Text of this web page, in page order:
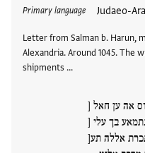
Primary language Judaeo-
Letter from Salman b. Harun,
Alexandria. Around 1045. The
shipments …
אה ען חאל [
בך עלי [
אללה תע[
Tags